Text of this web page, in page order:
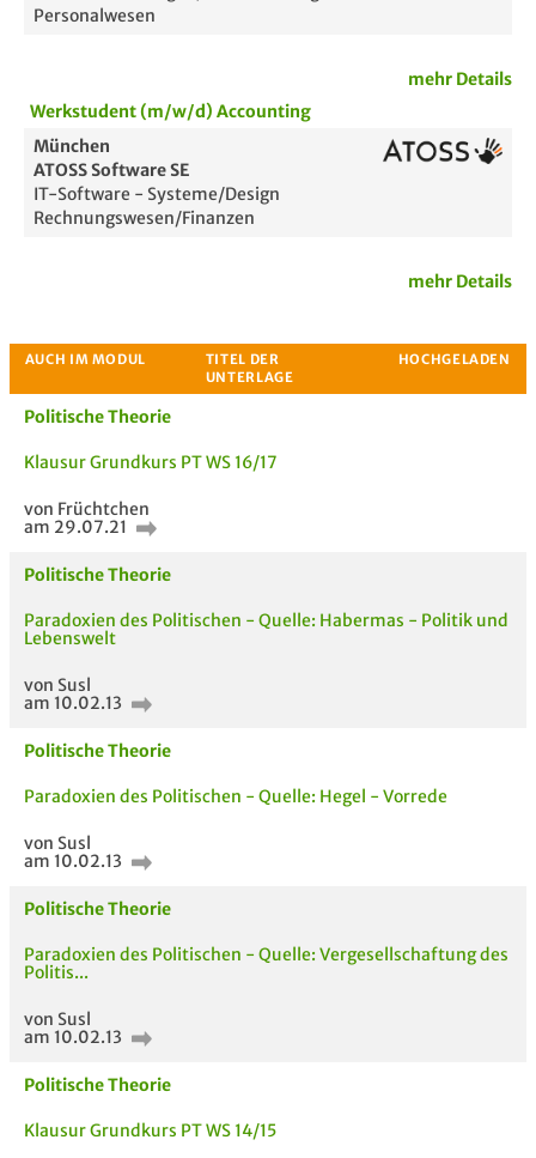
Personalwesen
mehr Details
Werkstudent (m/w/d) Accounting
München
ATOSS Software SE
IT-Software - Systeme/Design
Rechnungswesen/Finanzen
mehr Details
Politische Theorie
Klausur Grundkurs PT WS 16/17
von Früchtchen
am 29.07.21
Politische Theorie
Paradoxien des Politischen - Quelle: Habermas - Politik und
Lebenswelt
von Susl
am 10.02.13
Politische Theorie
Paradoxien des Politischen - Quelle: Hegel - Vorrede
von Susl
am 10.02.13
Politische Theorie
Paradoxien des Politischen - Quelle: Vergesellschaftung des
Politis...
von Susl
am 10.02.13
Politische Theorie
Klausur Grundkurs PT WS 14/15